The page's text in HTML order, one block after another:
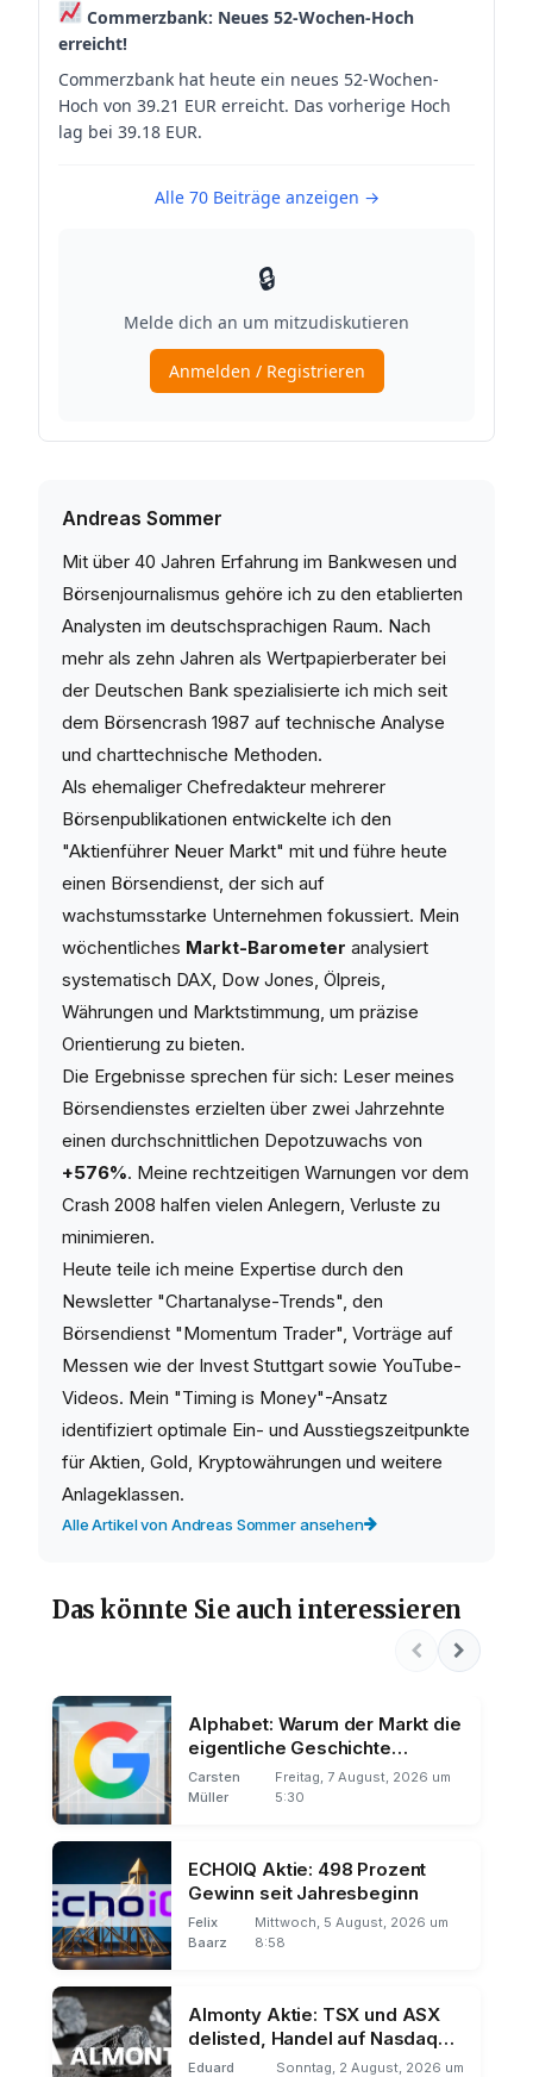
Andreas Sommer
Mit über 40 Jahren Erfahrung im Bankwesen und
Börsenjournalismus gehöre ich zu den etablierten
Analysten im deutschsprachigen Raum. Nach
mehr als zehn Jahren als Wertpapierberater bei
der Deutschen Bank spezialisierte ich mich seit
dem Börsencrash 1987 auf technische Analyse
und charttechnische Methoden.
Als ehemaliger Chefredakteur mehrerer
Börsenpublikationen entwickelte ich den
"Aktienführer Neuer Markt" mit und führe heute
einen Börsendienst, der sich auf
wachstumsstarke Unternehmen fokussiert. Mein
wöchentliches Markt-Barometer analysiert
systematisch DAX, Dow Jones, Ölpreis,
Währungen und Marktstimmung, um präzise
Orientierung zu bieten.
Die Ergebnisse sprechen für sich: Leser meines
Börsendienstes erzielten über zwei Jahrzehnte
einen durchschnittlichen Depotzuwachs von
+576%. Meine rechtzeitigen Warnungen vor dem
Crash 2008 halfen vielen Anlegern, Verluste zu
minimieren.
Heute teile ich meine Expertise durch den
Newsletter "Chartanalyse-Trends", den
Börsendienst "Momentum Trader", Vorträge auf
Messen wie der Invest Stuttgart sowie YouTube-
Videos. Mein "Timing is Money"-Ansatz
identifiziert optimale Ein- und Ausstiegszeitpunkte
für Aktien, Gold, Kryptowährungen und weitere
Anlageklassen.
Alle Artikel von Andreas Sommer ansehen
Das könnte Sie auch interessieren
Alphabet: Warum der Markt die
eigentliche Geschichte
übersieht
Carsten
Müller
Freitag, 7 August, 2026 um
5:30
ECHOIQ Aktie: 498 Prozent
Gewinn seit Jahresbeginn
Felix
Baarz
Mittwoch, 5 August, 2026 um
8:58
Almonty Aktie: TSX und ASX
delisted, Handel auf Nasdaq
und Frankfurt
Eduard
Sonntag, 2 August, 2026 um